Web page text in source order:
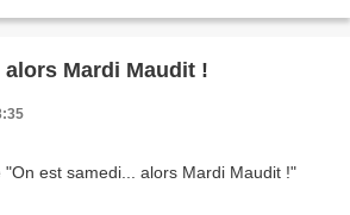
Mardi Maudit !